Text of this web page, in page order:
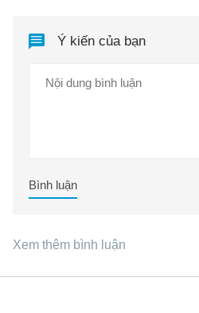
Ý kiến của bạn
Bình luận
Xem thêm bình luận